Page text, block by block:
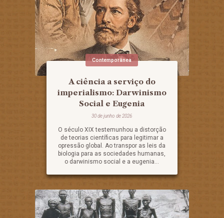
Contemporânea
A ciência a serviço do
imperialismo: Darwinismo
Social e Eugenia
30 de junho de 2026
O século XIX testemunhou a distorção
de teorias científicas para legitimar a
opressão global. Ao transpor as leis da
biologia para as sociedades humanas,
o darwinismo social e a eugenia...